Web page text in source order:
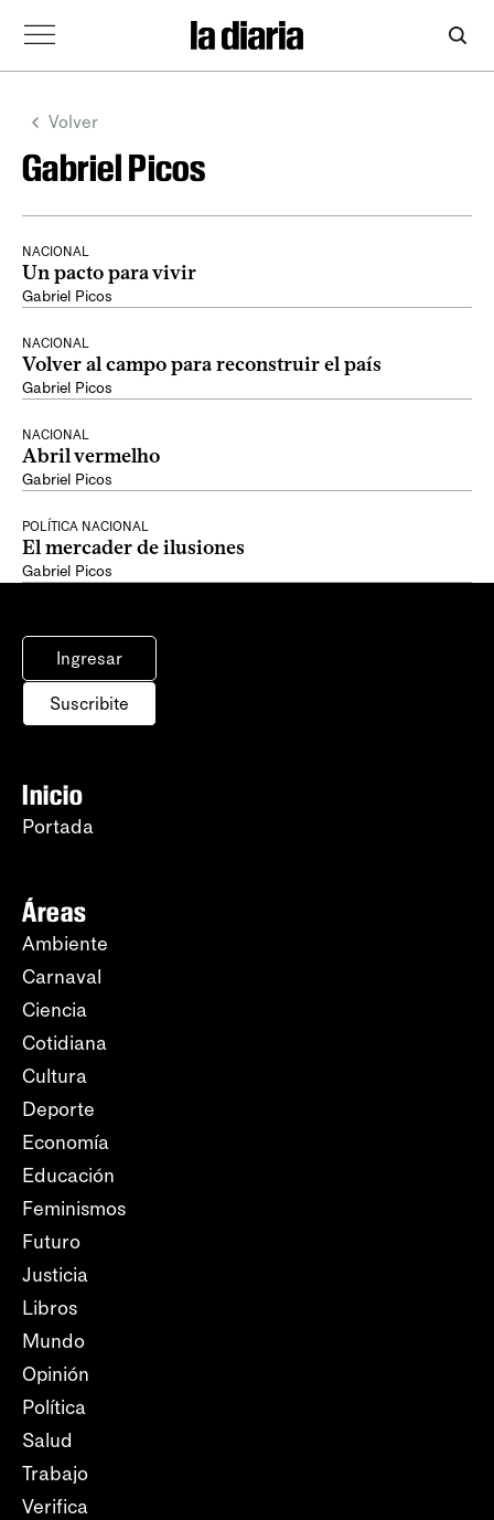
Volver
Gabriel Picos
NACIONAL
Un pacto para vivir
Gabriel Picos
NACIONAL
Volver al campo para reconstruir el país
Gabriel Picos
NACIONAL
Abril vermelho
Gabriel Picos
POLÍTICA NACIONAL
El mercader de ilusiones
Gabriel Picos
Ingresar
Suscribite
Inicio
Portada
Áreas
Ambiente
Carnaval
Ciencia
Cotidiana
Cultura
Deporte
Economía
Educación
Feminismos
Futuro
Justicia
Libros
Mundo
Opinión
Política
Salud
Trabajo
Verifica